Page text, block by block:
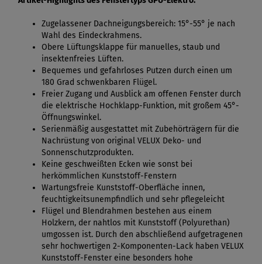
Zugelassener Dachneigungsbereich: 15°-55° je nach
Wahl des Eindeckrahmens.
Obere Lüftungsklappe für manuelles, staub und
insektenfreies Lüften.
Bequemes und gefahrloses Putzen durch einen um
180 Grad schwenkbaren Flügel.
Freier Zugang und Ausblick am offenen Fenster durch
die elektrische Hochklapp-Funktion, mit großem 45°-
Öffnungswinkel.
Serienmäßig ausgestattet mit Zubehörträgern für die
Nachrüstung von original VELUX Deko- und
Sonnenschutzprodukten.
Keine geschweißten Ecken wie sonst bei
herkömmlichen Kunststoff-Fenstern
Wartungsfreie Kunststoff-Oberfläche innen,
feuchtigkeitsunempfindlich und sehr pflegeleicht
Flügel und Blendrahmen bestehen aus einem
Holzkern, der nahtlos mit Kunststoff (Polyurethan)
umgossen ist. Durch den abschließend aufgetragenen
sehr hochwertigen 2-Komponenten-Lack haben VELUX
Kunststoff-Fenster eine besonders hohe